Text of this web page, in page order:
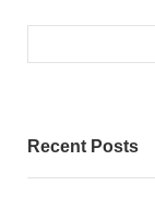
Recent Posts